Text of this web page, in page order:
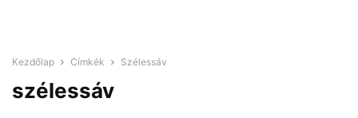
Kezdőlap Címkék Szélessáv
szélessáv